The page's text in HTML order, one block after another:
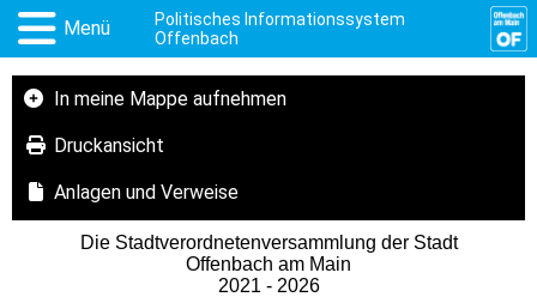
Menü
Politisches Informationssystem
Offenbach
In meine Mappe aufnehmen
Druckansicht
Anlagen und Verweise
Die Stadtverordnetenversammlung der Stadt
Offenbach am Main
2021 - 2026